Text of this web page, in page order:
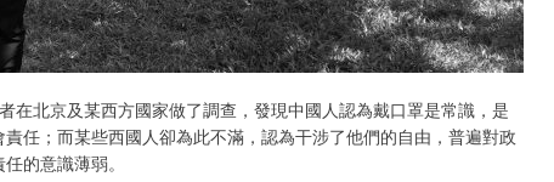
在北京及某西方國家做了調查，發現中國人認為戴口罩是常識，是
任；而某些西國人卻為此不滿，認為干涉了他們的自由，普遍對政
的意識薄弱。